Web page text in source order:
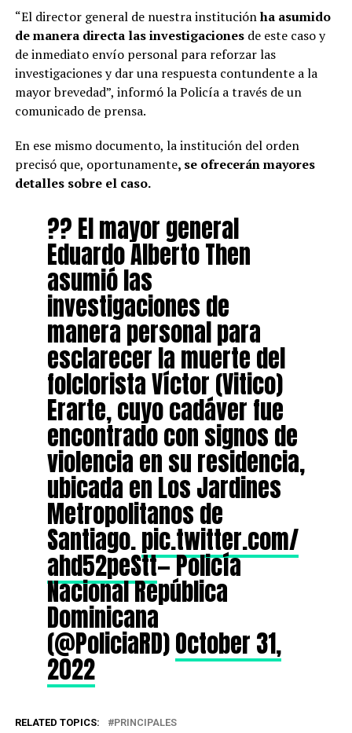
“El director general de nuestra instituciónha asumido
de manera directa las investigacionesde este caso y
de inmediato envío personal para reforzar las
investigaciones y dar una respuesta contundente a la
mayor brevedad”, informó la Policía a través de un
comunicado de prensa.
En ese mismo documento, la institución del orden
precisó que, oportunamente, se ofrecerán mayores
detalles sobre el caso.
?? El mayor general
Eduardo Alberto Then
asumió las
investigaciones de
manera personal para
esclarecer la muerte del
folclorista Víctor (Vitico)
Erarte, cuyo cadáver fue
encontrado con signos de
violencia en su residencia,
ubicada en Los Jardines
Metropolitanos de
Santiago.pic.twitter.com/
ahd52peStt— Policía
Nacional República
Dominicana
(@PoliciaRD)October 31,
2022
RELATED TOPICS: PRINCIPALES